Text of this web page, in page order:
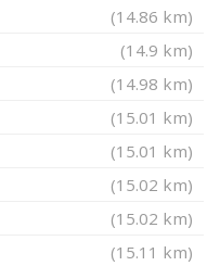
(14.86 km)
(14.9 km)
(14.98 km)
(15.01 km)
(15.01 km)
(15.02 km)
(15.02 km)
(15.11 km)